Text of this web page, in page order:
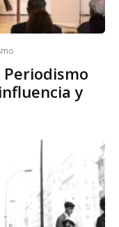
Periodismo
y